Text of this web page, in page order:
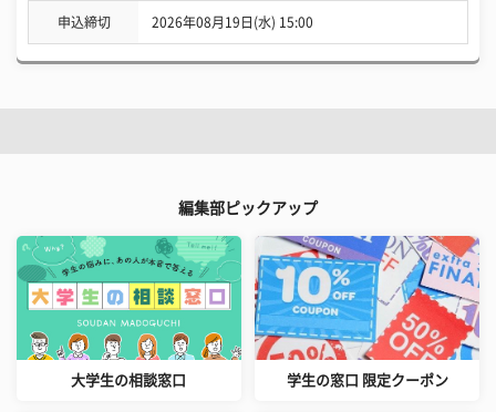
申込締切 2026年08月19日(水) 15:00
編集部ピックアップ
大学生の相談窓口 学生の窓口 限定クーポン